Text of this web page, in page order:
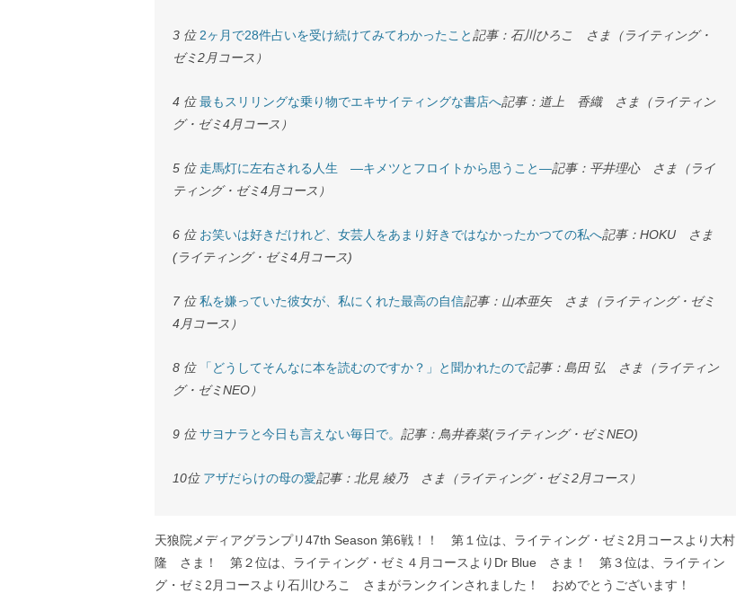
3 位 2ヶ月で28件占いを受け続けてみてわかったこと記事：石川ひろこ さま（ライティング・
ゼミ2月コース）
4 位最もスリリングな乗り物でエキサイティングな書店へ記事：道上 香織 さま（ライティン
グ・ゼミ4月コース）
5 位 走馬灯に左右される人生 ―キメツとフロイトから思うこと―記事：平井理心 さま（ライ
ティング・ゼミ4月コース）
6 位 お笑いは好きだけれど、女芸人をあまり好きではなかったかつての私へ記事：HOKU さま
(ライティング・ゼミ4月コース)
7 位私を嫌っていた彼女が、私にくれた最高の自信記事：山本亜矢 さま（ライティング・ゼミ
4月コース）
8 位 「どうしてそんなに本を読むのですか？」と聞かれたので記事：島田 弘 さま（ライティン
グ・ゼミNEO）
9 位サヨナラと今日も言えない毎日で。 記事：鳥井春菜(ライティング・ゼミNEO)
10位 アザだらけの母の愛記事：北見 綾乃 さま（ライティング・ゼミ2月コース）
天狼院メディアグランプリ47th Season 第6戦！！ 第１位は、ライティング・ゼミ2月コースより大村
隆 さま！ 第２位は、ライティング・ゼミ４月コースよりDr Blue さま！ 第３位は、ライティン
グ・ゼミ2月コースより石川ひろこ さまがランクインされました！ おめでとうございます！